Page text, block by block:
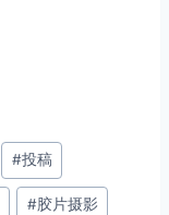
#投稿
#胶片摄影